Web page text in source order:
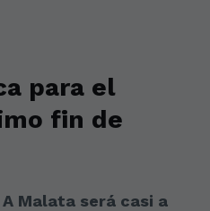
para el
fin de
Malata será casi a